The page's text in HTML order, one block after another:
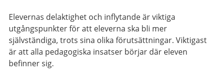
Elevernas delaktighet och inflytande är viktiga
utgångspunkter för att eleverna ska bli mer
självständiga, trots sina olika förutsättningar. Viktigast
är att alla pedagogiska insatser börjar där eleven
befinner sig.